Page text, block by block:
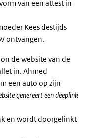
van een attest in
Kees destijds
ontvangen.
de website van de
in. Ahmed
een auto op zijn
genereert een deeplink
en wordt doorgelinkt